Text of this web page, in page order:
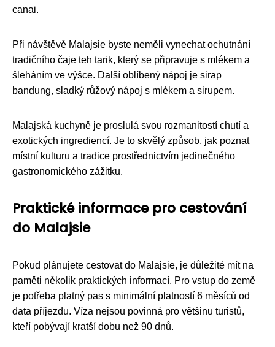
canai.
Při návštěvě Malajsie byste neměli vynechat ochutnání
tradičního čaje teh tarik, který se připravuje s mlékem a
šleháním ve výšce. Další oblíbený nápoj je sirap
bandung, sladký růžový nápoj s mlékem a sirupem.
Malajská kuchyně je proslulá svou rozmanitostí chutí a
exotických ingrediencí. Je to skvělý způsob, jak poznat
místní kulturu a tradice prostřednictvím jedinečného
gastronomického zážitku.
Praktické informace pro cestování
do Malajsie
Pokud plánujete cestovat do Malajsie, je důležité mít na
paměti několik praktických informací. Pro vstup do země
je potřeba platný pas s minimální platností 6 měsíců od
data příjezdu. Víza nejsou povinná pro většinu turistů,
kteří pobývají kratší dobu než 90 dnů.